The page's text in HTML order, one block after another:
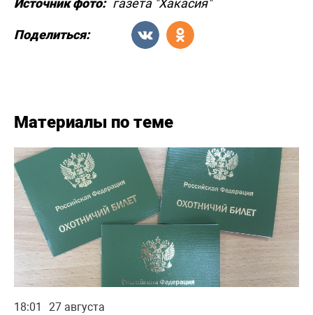
Источник фото: газета "Хакасия"
Поделиться:
Материалы по теме
18:01 27 августа